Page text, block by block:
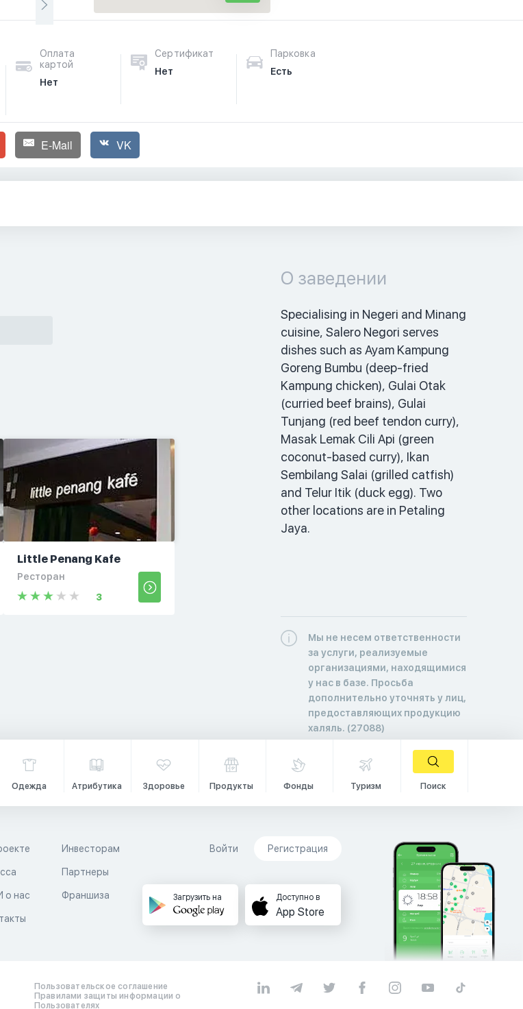
Оплата
картой
Нет
Сертификат
Нет
Парковка
Есть
E-Mail VK
Little Penang Kafe
Ресторан
3
О заведении
Specialising in Negeri and Minang
cuisine, Salero Negori serves
dishes such as Ayam Kampung
Goreng Bumbu (deep-fried
Kampung chicken), Gulai Otak
(curried beef brains), Gulai
Tunjang (red beef tendon curry),
Masak Lemak Cili Api (green
coconut-based curry), Ikan
Sembilang Salai (grilled catfish)
and Telur Itik (duck egg). Two
other locations are in Petaling
Jaya.
Мы не несем ответственности
за услуги, реализуемые
организациями, находящимися
у нас в базе. Просьба
дополнительно уточнять у лиц,
предоставляющих продукцию
халяль. (27088)
Одежда Атрибутика Здоровье Продукты Фонды Туризм Поиск
о нас
Инвесторам
Партнеры
Франшиза
Войти Регистрация
Загрузить на Доступно в
App Store
Пользовательское соглашение
Правилами защиты информации о
Пользователях